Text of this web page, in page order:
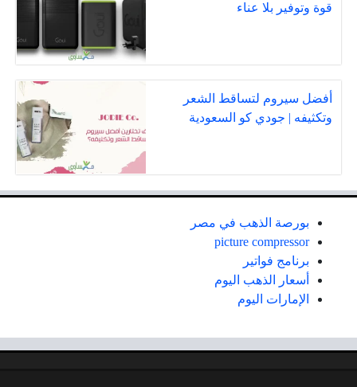
قوة وتوفير بلا عناء
أفضل سيروم لتساقط الشعر
وتكثيفه | جودي كو السعودية
بورصة الذهب في مصر
picture compressor
برنامج فواتير
أسعار الذهب اليوم
الإمارات اليوم